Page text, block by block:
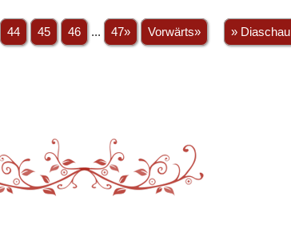
44 45 46 ... 47» Vorwärts» » Diaschau